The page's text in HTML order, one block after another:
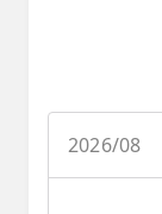
2026/08